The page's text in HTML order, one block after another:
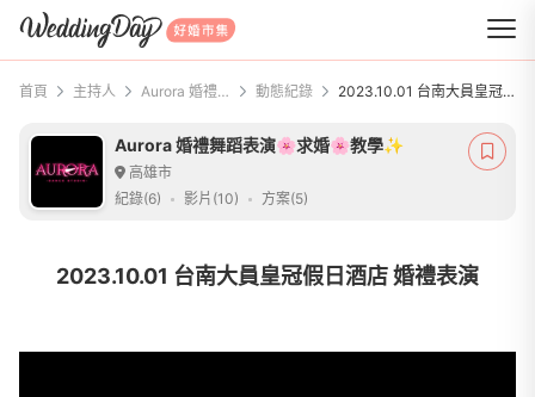
WeddingDay 好婚市集
首頁 主持人 Aurora 婚禮舞蹈表演🌸求婚🌸教學✨ 動態紀錄 2023.10.01 台南大員皇冠假日酒店 婚禮表演
Aurora 婚禮舞蹈表演🌸求婚🌸教學✨
高雄市
紀錄(6)
影片(10) 方案(5)
2023.10.01 台南大員皇冠假日酒店 婚禮表演